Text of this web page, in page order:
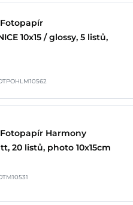
Fotopapír
10x15 / glossy, 5 listů,
Fotopapír Harmony
20 listů, photo 10x15cm